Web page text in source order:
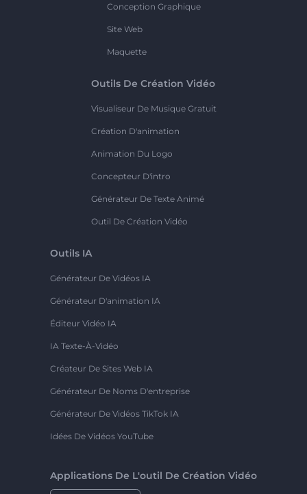
Conception Graphique
Site Web
Maquette
Outils De Création Vidéo
Visualiseur De Musique Gratuit
Création D'animation
Animation Du Logo
Concepteur D'intro
Générateur De Texte Animé
Outil De Création Vidéo
Outils IA
Générateur De Vidéos IA
Générateur D'animation IA
Éditeur Vidéo IA
IA Texte-À-Vidéo
Créateur De Sites Web IA
Générateur De Noms D'entreprise
Générateur De Vidéos TikTok IA
Idées De Vidéos YouTube
Applications De L'outil De Création Vidéo